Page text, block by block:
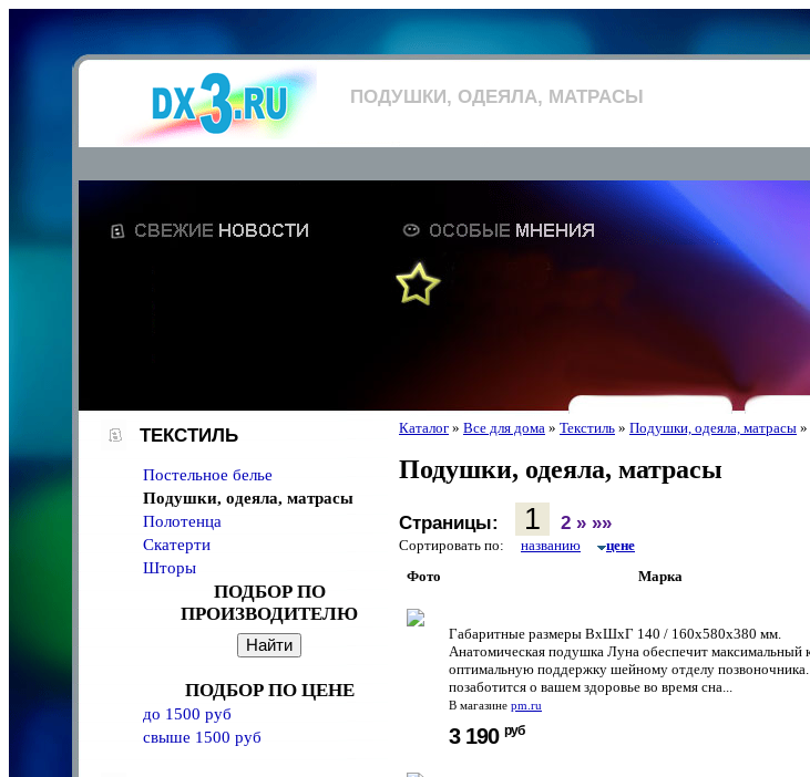
ПОДУШКИ, ОДЕЯЛА, МАТРАСЫ
ТЕКСТИЛЬ
Постельное белье
Подушки, одеяла, матрасы
Полотенца
Скатерти
Шторы
ПОДБОР ПО
ПРОИЗВОДИТЕЛЮ
ПОДБОР ПО ЦЕНЕ
до 1500 руб
свыше 1500 руб
Каталог » Все для дома » Текстиль » Подушки, одеяла, матрасы »
Подушки, одеяла, матрасы
Страницы: 1 2 » »»
Сортировать по: названию
цене
Фото
Марка
Габаритные размеры ВхШхГ 140 / 160x580x380 мм.
Анатомическая подушка Луна обеспечит максимальный
оптимальную поддержку шейному отделу
позаботится о вашем здоровье во время сна...
В магазине pm.ru
3 190 руб